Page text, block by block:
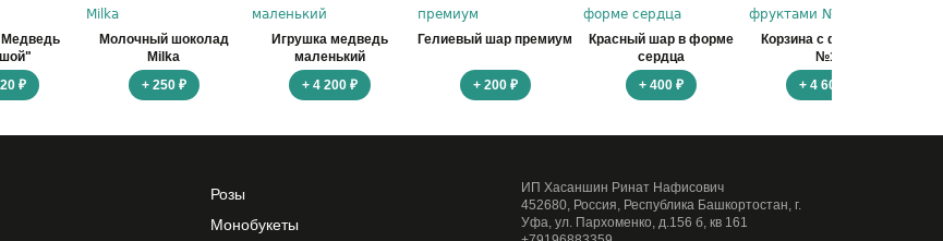
₽
Молочный шоколад
Milka
+ 250 ₽
Игрушка медведь
маленький
+ 4 200 ₽
Гелиевый шар премиум
+ 200 ₽
Красный шар в форме
сердца
+ 400 ₽
Корзина с фруктами
№1
+ 4 600 ₽
Розы
Монобукеты
ИП Хасаншин Ринат Нафисович
452680, Россия, Республика Башкортостан, г.
Уфа, ул. Пархоменко, д.156 б, кв 161